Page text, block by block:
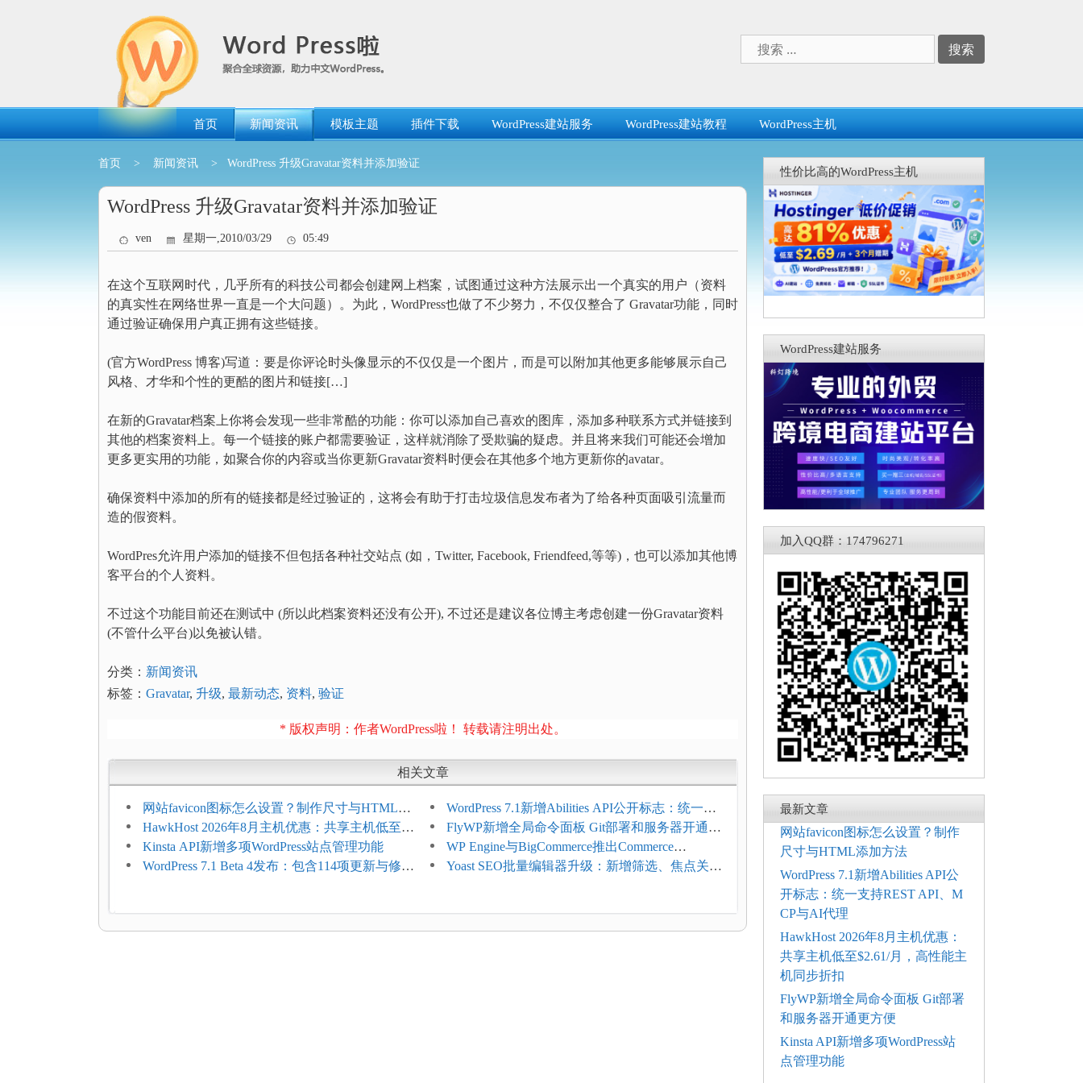
索：
首页 新闻资讯 模板主题 插件下载 WordPress建站服务 WordPress建站教程 WordPress主机
首页 > 新闻资讯 > WordPress 升级Gravatar资料并添加验证
WordPress 升级Gravatar资料并添加验证
ven 星期一,2010/03/29 05:49
在这个互联网时代，几乎所有的科技公司都会创建网上档案，试图通过这种方法展示出一个真实的用户（资料
的真实性在网络世界一直是一个大问题）。为此，WordPress也做了不少努力，不仅仅整合了 Gravatar功能，同时
通过验证确保用户真正拥有这些链接。
(官方WordPress 博客)写道：要是你评论时头像显示的不仅仅是一个图片，而是可以附加其他更多能够展示自己
风格、才华和个性的更酷的图片和链接[…]
在新的Gravatar档案上你将会发现一些非常酷的功能：你可以添加自己喜欢的图库，添加多种联系方式并链接到
其他的档案资料上。每一个链接的账户都需要验证，这样就消除了受欺骗的疑虑。并且将来我们可能还会增加
更多更实用的功能，如聚合你的内容或当你更新Gravatar资料时便会在其他多个地方更新你的avatar。
确保资料中添加的所有的链接都是经过验证的，这将会有助于打击垃圾信息发布者为了给各种页面吸引流量而
造的假资料。
WordPres允许用户添加的链接不但包括各种社交站点 (如，Twitter, Facebook, Friendfeed,等等)，也可以添加其他博
客平台的个人资料。
不过这个功能目前还在测试中 (所以此档案资料还没有公开), 不过还是建议各位博主考虑创建一份Gravatar资料
(不管什么平台)以免被认错。
分类： 新闻资讯
标签： Gravatar, 升级, 最新动态, 资料, 验证
* 版权声明：作者WordPress啦！ 转载请注明出处。
相关文章
网站favicon图标怎么设置？制作尺寸与HTML添
加方法
WordPress 7.1新增Abilities API公开标志：统一支
持REST API、MCP与AI代理
HawkHost 2026年8月主机优惠：共享主机低至
$2.61/月，高性能主机同步折扣
FlyWP新增全局命令面板 Git部署和服务器开通更
方便
Kinsta API新增多项WordPress站点管理功能
WP Engine与BigCommerce推出Commerce
Connect：WordPress商店可保留前台体验并扩展电
WordPress 7.1 Beta 4发布：包含114项更新与修
Yoast SEO批量编辑器升级：新增筛选、焦点关键
性价比高的WordPress主机
WordPress建站服务
加入QQ群：174796271
最新文章
网站favicon图标怎么设置？制作
尺寸与HTML添加方法
WordPress 7.1新增Abilities API公
开标志：统一支持REST API、M
CP与AI代理
HawkHost 2026年8月主机优惠：
共享主机低至$2.61/月，高性能主
机同步折扣
FlyWP新增全局命令面板 Git部署
和服务器开通更方便
Kinsta API新增多项WordPress站
点管理功能